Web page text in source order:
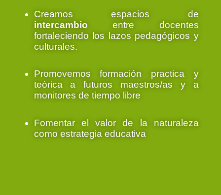
Creamos espacios de
intercambioentre docentes
fortaleciendo los lazos pedagógicos y
culturales.
Promovemos formación practica y
teórica a futuros maestros/as y a
monitores de tiempo libre
Fomentar el valor de la naturaleza
como estrategia educativa